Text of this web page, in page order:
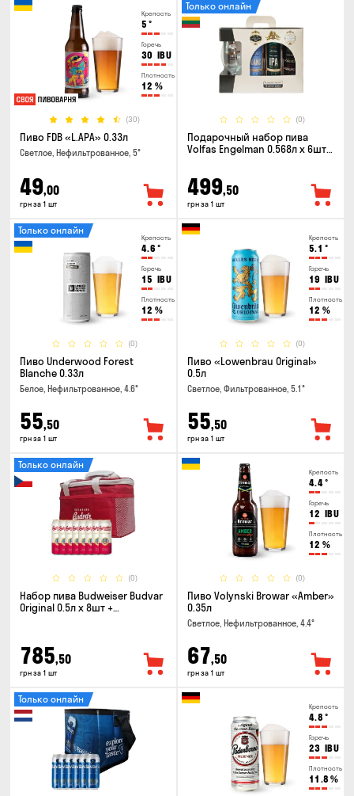
Крепость
5 °
Горечь
30 IBU
Плотность
12 %
(30)
Пиво FDB «L.APA» 0.33л
Светлое, Нефильтрованное, 5°
49,00
грн за 1 шт
(0)
Только онлайн
Подарочный набор пива
Volfas Engelman 0.568л x 6шт +
499,50
грн за 1 шт
Крепость
4.6 °
Горечь
15 IBU
Плотность
12 %
(0)
Только онлайн
Пиво Underwood Forest
Blanche 0.33л
Белое, Нефильтрованное, 4.6°
55,50
грн за 1 шт
Крепость
5.1 °
Горечь
19 IBU
Плотность
12 %
(0)
Пиво «Lowenbrau Original»
0.5л
Светлое, Фильтрованное, 5.1°
55,50
грн за 1 шт
(0)
Только онлайн
Набор пива Budweiser Budvar
Original 0.5л x 8шт +
785,50
грн за 1 шт
Крепость
4.4°
Горечь
12 IBU
Плотность
12 %
(0)
Пиво Volynski Browar «Amber»
0.35л
Светлое, Нефильтрованное, 4.4°
67,50
грн за 1 шт
Только онлайн
Крепость
4.8 °
Горечь
23 IBU
Плотность
11.8 %